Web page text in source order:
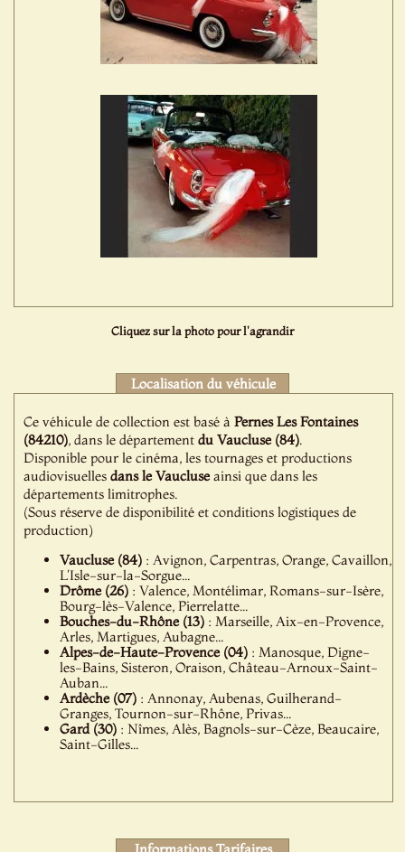
Cliquez sur la photo pour l'agrandir
Localisation du véhicule
Ce véhicule de collection est basé àPernes Les Fontaines
(84210), dans le départementdu Vaucluse (84).
Disponible pour le cinéma, les tournages et productions
audiovisuellesdans le Vaucluseainsi que dans les
départements limitrophes.
(Sous réserve de disponibilité et conditions logistiques de
production)
Vaucluse (84) : Avignon, Carpentras, Orange, Cavaillon,
L'Isle-sur-la-Sorgue...
Drôme (26) : Valence, Montélimar, Romans-sur-Isère,
Bourg-lès-Valence, Pierrelatte...
Bouches-du-Rhône (13) : Marseille, Aix-en-Provence,
Arles, Martigues, Aubagne...
Alpes-de-Haute-Provence (04) : Manosque, Digne-
les-Bains, Sisteron, Oraison, Château-Arnoux-Saint-
Auban...
Ardèche (07) : Annonay, Aubenas, Guilherand-
Granges, Tournon-sur-Rhône, Privas...
Gard (30) : Nîmes, Alès, Bagnols-sur-Cèze, Beaucaire,
Saint-Gilles...